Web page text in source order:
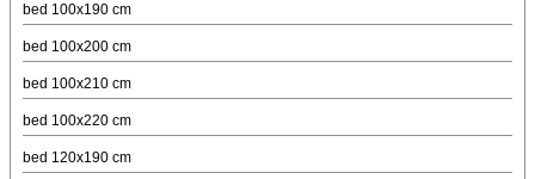
bed 100x190 cm
bed 100x200 cm
bed 100x210 cm
bed 100x220 cm
bed 120x190 cm